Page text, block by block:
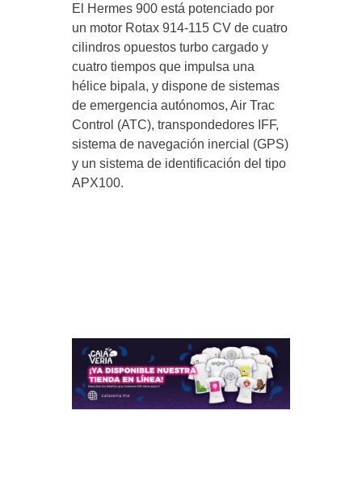
El Hermes 900 está potenciado por
un motor Rotax 914-115 CV de cuatro
cilindros opuestos turbo cargado y
cuatro tiempos que impulsa una
hélice bipala, y dispone de sistemas
de emergencia autónomos, Air Trac
Control (ATC), transpondedores IFF,
sistema de navegación inercial (GPS)
y un sistema de identificación del tipo
APX100.